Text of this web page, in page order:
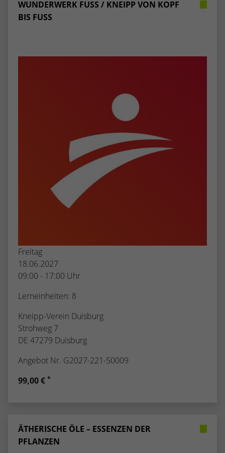
WUNDERWERK FUSS / KNEIPP VON KOPF B
IS FUSS
Freitag
18.06.2027
09:00 - 17:00 Uhr
Lerneinheiten: 8
Kneipp-Verein Duisburg
Strohweg 7
DE 47279 Duisburg
Angebot Nr. G2027-221-50009
99,00 € *
ÄTHERISCHE ÖLE – ESSENZEN DER
PFLANZEN